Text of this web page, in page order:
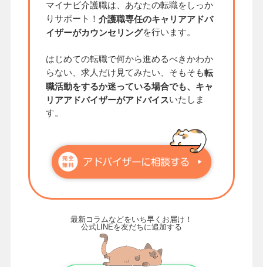
マイナビ介護職は、あなたの転職をしっか
りサポート！ 介護職専任のキャリアアドバ
イザーがカウンセリングを行います。
はじめての転職で何から進めるべきかわか
らない、求人だけ見てみたい、そもそも転
職活動をするか迷っている場合でも、キャ
リアアドバイザーがアドバイスいたしま
す。
最新コラムなどをいち早くお届け！
公式LINEを友だちに追加する